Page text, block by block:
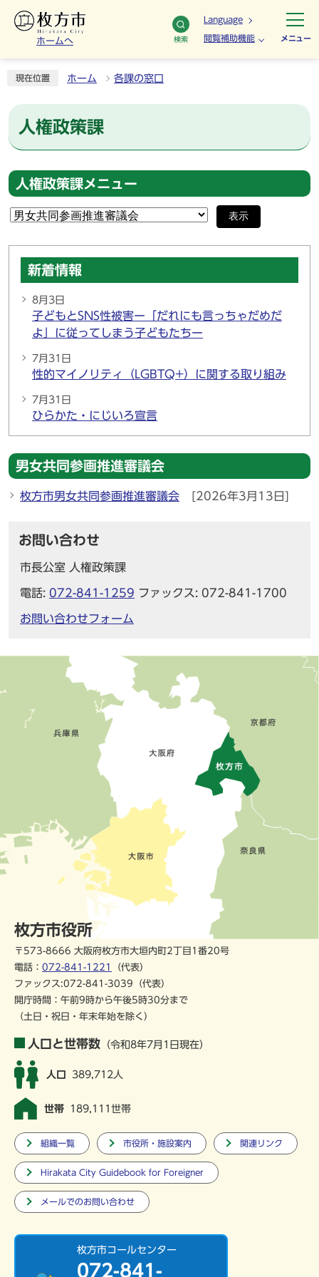
ホームへ 検索
Language
閲覧補助機能 メニュー
現在位置 ホーム 各課の窓口
人権政策課
人権政策課メニュー
表示
新着情報
8月3日
子どもとSNS性被害ー「だれにも言っちゃだめだ
よ」に従ってしまう子どもたちー
7月31日
性的マイノリティ（LGBTQ+）に関する取り組み
7月31日
ひらかた・にじいろ宣言
男女共同参画推進審議会
枚方市男女共同参画推進審議会 [2026年3月13日]
お問い合わせ
市長公室 人権政策課
電話: 072-841-1259 ファックス: 072-841-1700
お問い合わせフォーム
枚方市役所
〒573-8666 大阪府枚方市大垣内町2丁目1番20号
電話： 072-841-1221
（代表）
ファックス:072-841-3039（代表）
開庁時間：午前9時から午後5時30分まで
（土日・祝日・年末年始を除く）
人口と世帯数 （令和8年7月1日現在）
人口 389,712人
世帯 189,111世帯
組織一覧 市役所・施設案内 関連リンク
Hirakata City Guidebook for Foreigner
メールでのお問い合わせ
枚方市コールセンター
072-841-